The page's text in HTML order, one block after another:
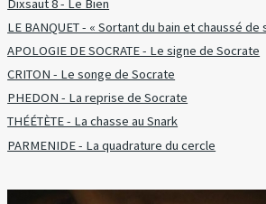
Dixsaut 8 - Le Bien
LE BANQUET - « Sortant du bain et chaussé de
APOLOGIE DE SOCRATE - Le signe de Socrate
CRITON - Le songe de Socrate
PHEDON - La reprise de Socrate
THÉÉTÈTE - La chasse au Snark
PARMENIDE - La quadrature du cercle